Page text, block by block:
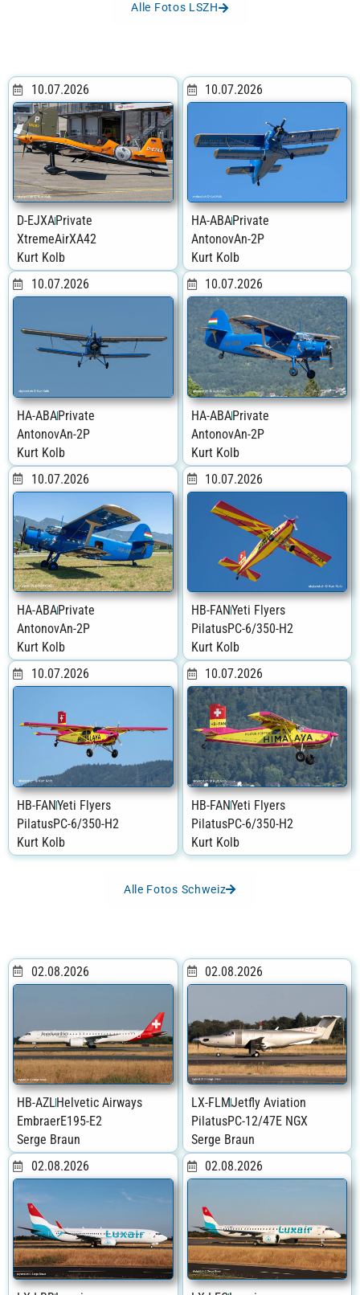
Alle Fotos LSZH
10.07.2026
D-EJXAPrivate
XtremeAirXA42
Kurt Kolb
10.07.2026
HA-ABAPrivate
AntonovAn-2P
Kurt Kolb
10.07.2026
HA-ABAPrivate
AntonovAn-2P
Kurt Kolb
10.07.2026
HA-ABAPrivate
AntonovAn-2P
Kurt Kolb
10.07.2026
HA-ABAPrivate
AntonovAn-2P
Kurt Kolb
10.07.2026
HB-FANYeti Flyers
PilatusPC-6/350-H2
Kurt Kolb
10.07.2026
HB-FANYeti Flyers
PilatusPC-6/350-H2
Kurt Kolb
10.07.2026
HB-FANYeti Flyers
PilatusPC-6/350-H2
Kurt Kolb
Alle Fotos Schweiz
02.08.2026
HB-AZLHelvetic Airways
EmbraerE195-E2
Serge Braun
02.08.2026
LX-FLMJetfly Aviation
PilatusPC-12/47E NGX
Serge Braun
02.08.2026
02.08.2026